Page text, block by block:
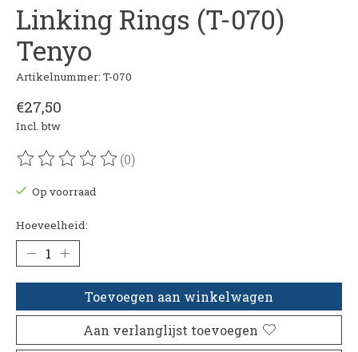
Linking Rings (T-070)
Tenyo
Artikelnummer: T-070
€27,50
Incl. btw
De beoordeling van dit product is
(0)
Op voorraad
Hoeveelheid:
Toevoegen aan winkelwagen
Aan verlanglijst toevoegen